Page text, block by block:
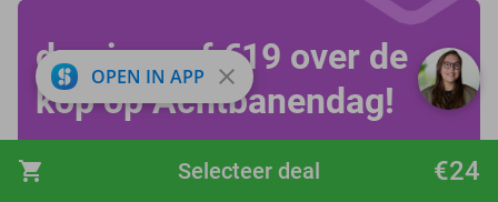
shopping_cart €24
Selecteer deal
draai vanaf €19 over de
kop op Achtbanendag!
Bekijk alle deals!
OPEN IN APP close